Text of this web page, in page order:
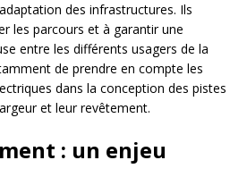
des infrastructures. Ils
les parcours et à garantir une
entre les différents usagers de la
de prendre en compte les
dans la conception des pistes
et leur revêtement.
: un enjeu